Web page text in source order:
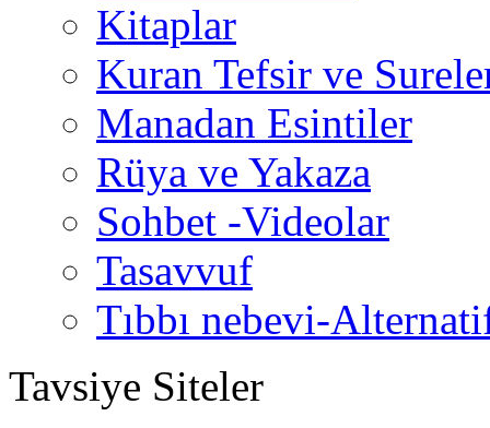
Kitaplar
Kuran Tefsir ve
Manadan Esintiler
Rüya ve Yakaza
Sohbet -Videolar
Tasavvuf
Tıbbı nebevi-
Tavsiye Siteler